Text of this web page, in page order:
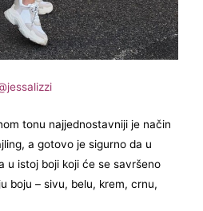
tonu najjednostavniji je način
a gotovo je sigurno da u
u istoj boji koji će se savršeno
boju – sivu, belu, krem, crnu,